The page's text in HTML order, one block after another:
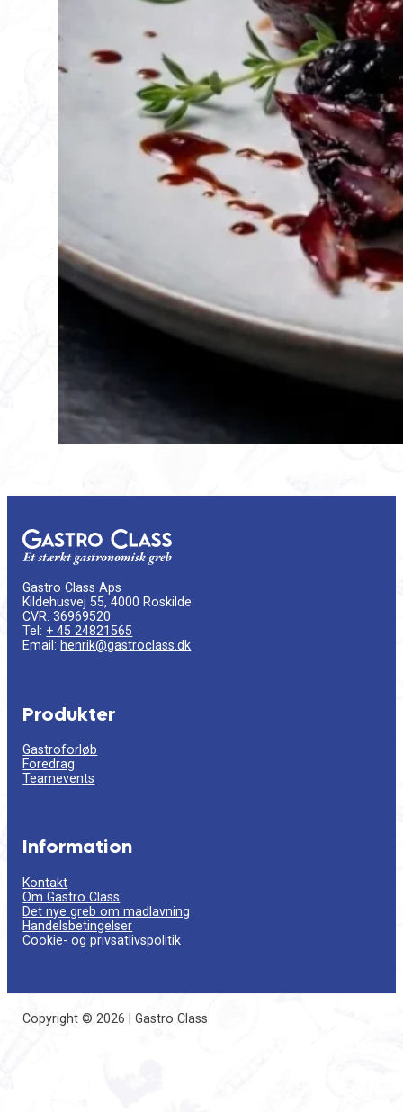
Gastro Class Aps
Kildehusvej 55, 4000 Roskilde
CVR: 36969520
Tel: + 45 24821565
Email: henrik@gastroclass.dk
Produkter
Gastroforløb
Foredrag
Teamevents
Information
Kontakt
Om Gastro Class
Det nye greb om madlavning
Handelsbetingelser
Cookie- og privsatlivspolitik
Copyright © 2026 | Gastro Class